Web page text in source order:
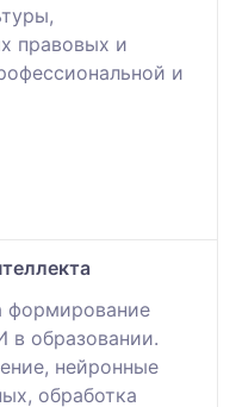
правовых и
и
формирование
в образовании.
нейронные
обработка